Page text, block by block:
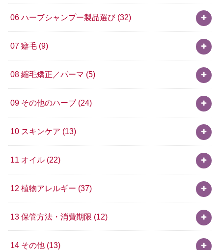
06 ハーブシャンプー製品選び (32)
07 癖毛 (9)
08 縮毛矯正／パーマ (5)
09 その他のハーブ (24)
10 スキンケア (13)
11 オイル (22)
12 植物アレルギー (37)
13 保管方法・消費期限 (12)
14 その他 (13)